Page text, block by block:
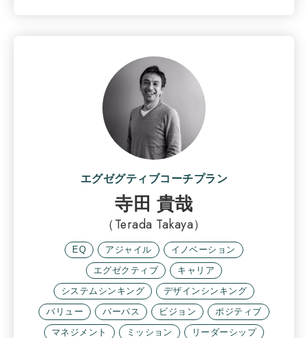
エグゼグティブコーチプラン
寺田 貴哉
（Terada Takaya）
EQ アジャイル
イノベーション
エグゼクティブ
キャリア
システムシンキング
デザインシンキング
バリュー
パーパス ビジョン
ポジティブ
マネジメント
ミッション
リーダーシップ